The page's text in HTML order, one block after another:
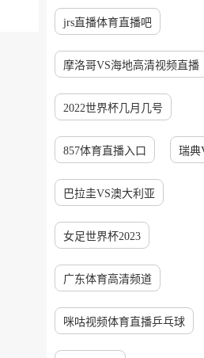
jrs直播体育直播吧
摩洛哥VS海地高清视频直播
2022世界杯几月几号
857体育直播入口 瑞典
巴拉圭VS澳大利亚
女足世界杯2023
广东体育高清频道
咪咕视频体育直播乒乓球